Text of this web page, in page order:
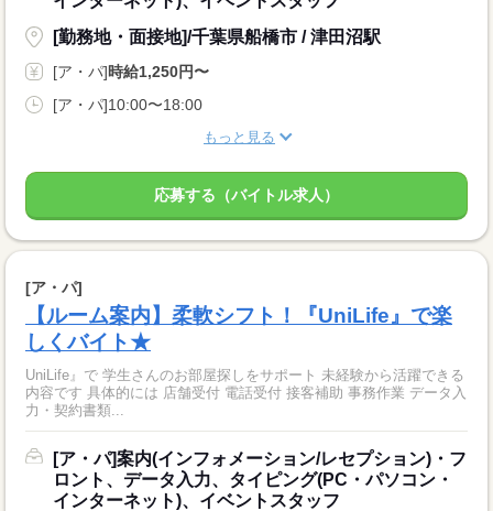
[勤務地・面接地]/千葉県船橋市 / 津田沼駅
[ア・パ]時給1,250円〜
[ア・パ]10:00〜18:00
もっと見る
応募する（バイトル求人）
[ア・パ]
【ルーム案内】柔軟シフト！『UniLife』で楽
しくバイト★
UniLife』で 学生さんのお部屋探しをサポート 未経験から活躍できる
内容です 具体的には 店舗受付 電話受付 接客補助 事務作業 データ入
力・契約書類...
[ア・パ]案内(インフォメーション/レセプション)・フ
ロント、データ入力、タイピング(PC・パソコン・
インターネット)、イベントスタッフ